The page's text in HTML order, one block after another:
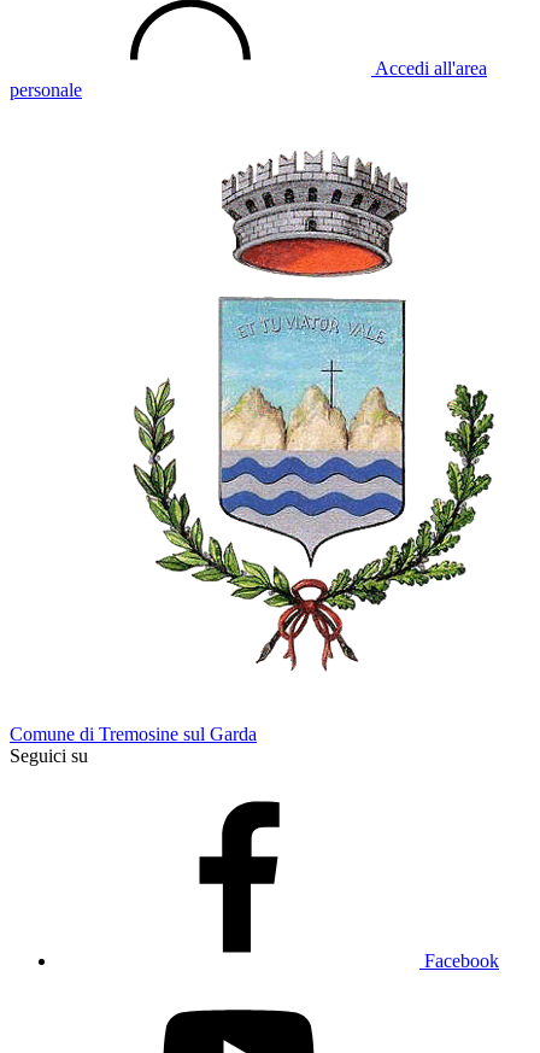
Accedi all'area
personale
Comune di Tremosine sul Garda
Seguici su
Facebook